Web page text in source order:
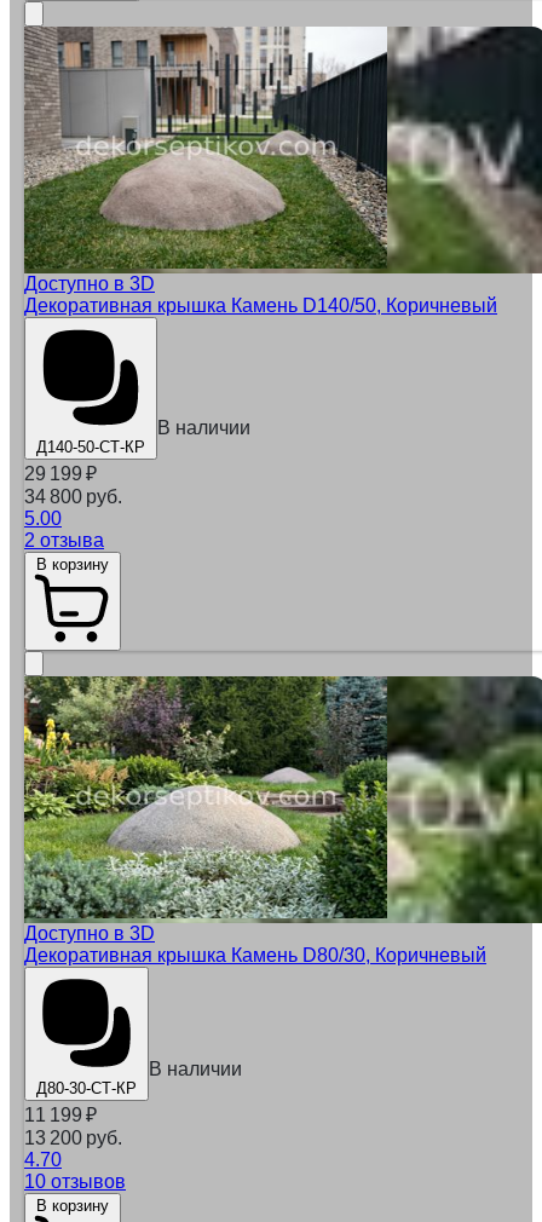
Доступно в 3D
Декоративная крышка Камень D140/50, Коричневый
Д140-50-СТ-КР
В наличии
29 199 ₽
34 800 руб.
5.00
2 отзыва
Доступно в 3D
Декоративная крышка Камень D80/30, Коричневый
Д80-30-СТ-КР
В наличии
11 199 ₽
13 200 руб.
4.70
10 отзывов